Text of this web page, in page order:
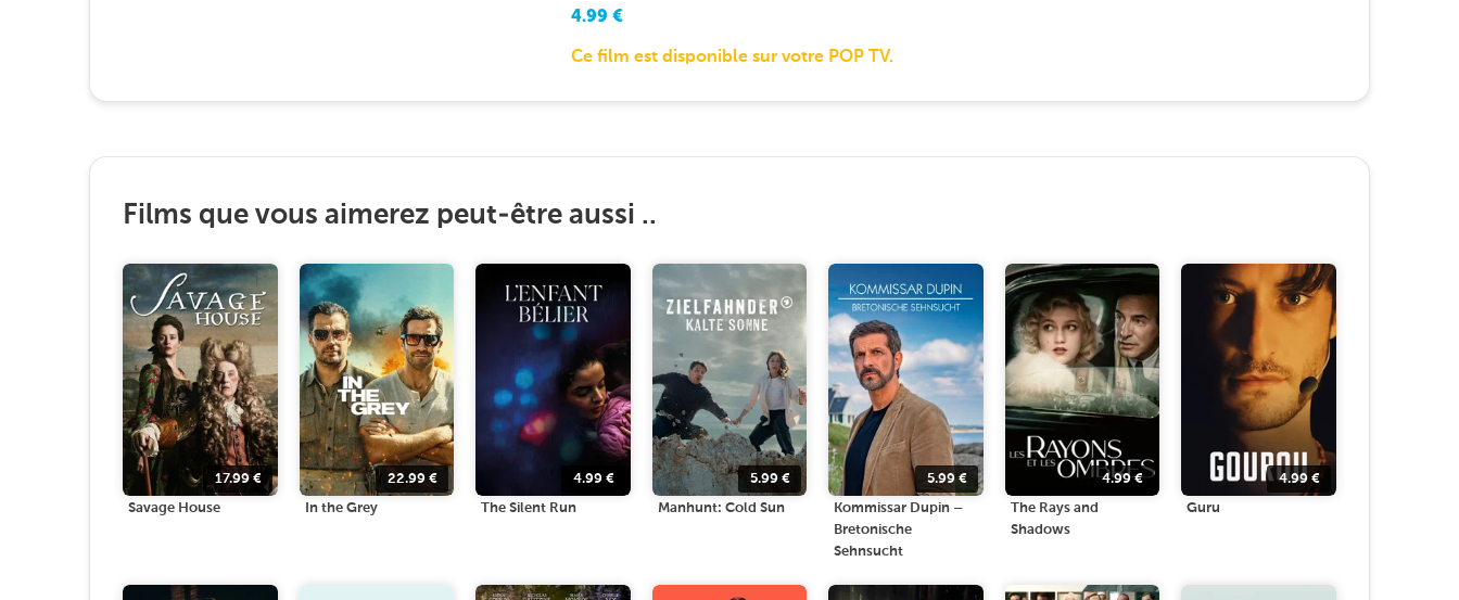
4.99 €
Ce film est disponible sur votre POP TV.
Films que vous aimerez peut-être aussi ..
17.99€
Savage House
22.99 €
In the Grey
4.99€
The Silent Run
5.99 €
Manhunt: Cold Sun
5.99€
Kommissar Dupin –
Bretonische
Sehnsucht
4.99€
The Rays and
Shadows
4.99€
Guru